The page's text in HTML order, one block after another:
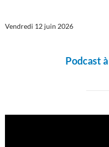
Vendredi 12 juin 2026
Podcast